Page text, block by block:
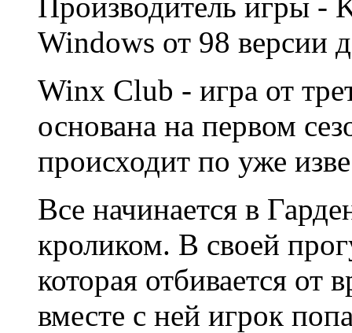
Windows от 98 версии
Winx Club - игра от
основана на первом
происходит по уже
Все начинается в
кроликом. В своей
которая отбивается от
вместе с ней игрок